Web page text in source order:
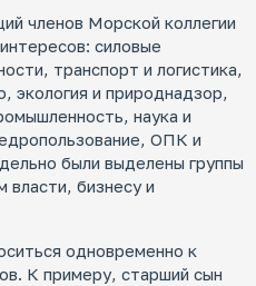
членов Морской коллегии
силовые
транспорт и логистика,
экология и природнадзор,
наука и
ОПК и
были выделены группы
власти, бизнесу и
одновременно к
К примеру, старший сын